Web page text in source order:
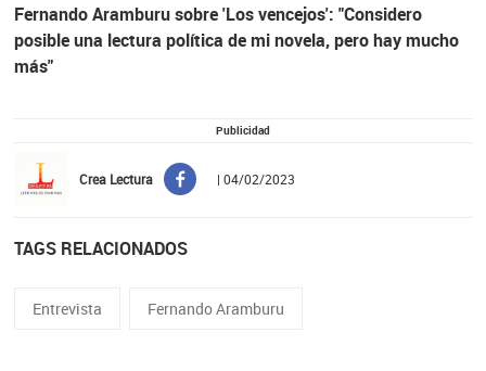
Fernando Aramburu sobre 'Los vencejos': "Considero
posible una lectura política de mi novela, pero hay mucho
más"
Publicidad
Crea Lectura | 04/02/2023
TAGS RELACIONADOS
Entrevista Fernando Aramburu